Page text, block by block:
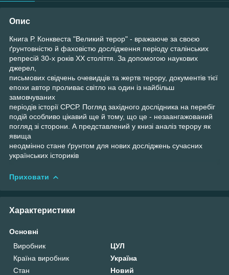
Опис
Книга Р. Конквеста "Великий терор" - вражаюче за своєю
ґрунтовністю й фаховістю дослідження періоду сталінських
репресій 30-х років ХХ століття. За допомогою наукових
джерел,
письмових свідчень очевидців та жертв терору, документів тієї
епохи автор проливає світло на один із найбільш
замовчуваних
періодів історії СРСР. Погляд західного дослідника на перебіг
подій особливо цікавий ще й тому, що це - незаангажований
погляд зі сторони. А представлений у книзі аналіз терору як
явища
неодмінно стане ґрунтом для нових досліджень сучасних
українських істориків
Приховати
Характеристики
Основні
Виробник
ЦУЛ
Країна виробник
Україна
Стан
Новий